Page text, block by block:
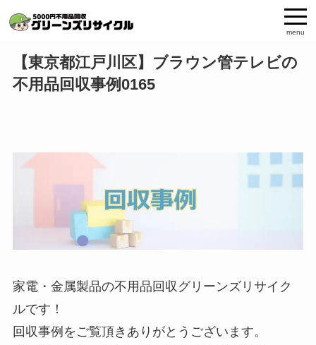
menu
【東京都江戸川区】ブラウン管テレビの
不用品回収事例0165
家電・金属製品の不用品回収グリーンズリサイク
ルです！
回収事例をご覧頂きありがとうございます。